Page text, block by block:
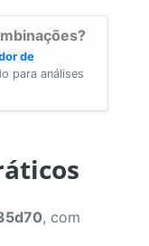
de
para análises
, com